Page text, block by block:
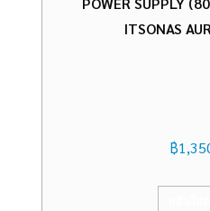
ITSONAS
฿